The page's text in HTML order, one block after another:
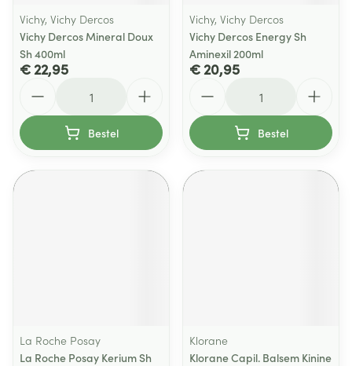
Vichy, Vichy Dercos
Vichy Dercos Mineral Doux
Sh 400ml
€ 22,95
Bestel
Vichy, Vichy Dercos
Vichy Dercos Energy Sh
Aminexil 200ml
€ 20,95
Bestel
La Roche Posay
La Roche Posay Kerium Sh
Klorane
Klorane Capil. Balsem Kinine